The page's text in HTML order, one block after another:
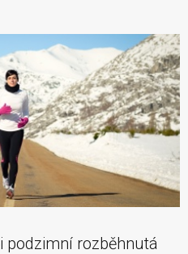
podzimní rozběhnutá